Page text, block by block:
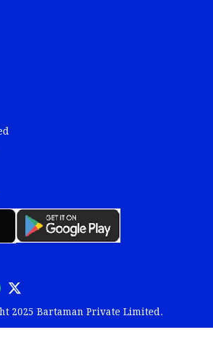
2025 Bartaman Private Limited.